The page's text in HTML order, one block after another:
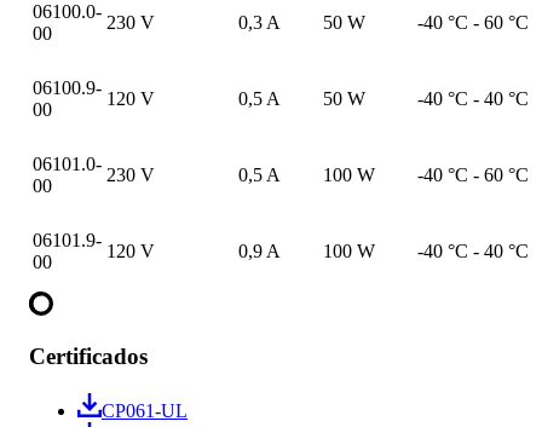
06100.0-
00
230 V 0,3 A 50 W -40 °C - 60 °C
06100.9-
00
120 V 0,5 A 50 W -40 °C - 40 °C
06101.0-
00
230 V 0,5 A 100 W -40 °C - 60 °C
06101.9-
00
120 V 0,9 A 100 W -40 °C - 40 °C
Certificados
CP061-UL